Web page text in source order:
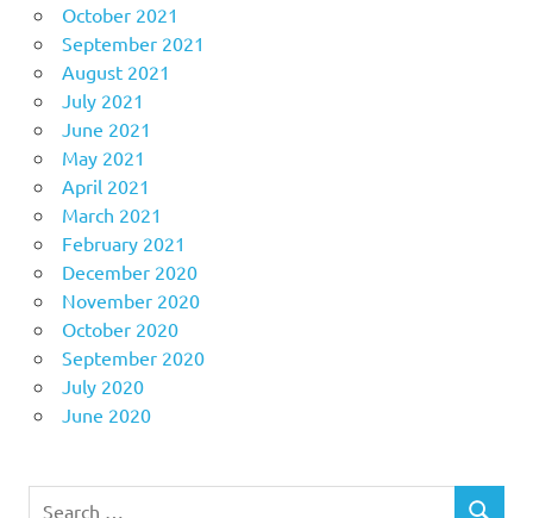
October 2021
September 2021
August 2021
July 2021
June 2021
May 2021
April 2021
March 2021
February 2021
December 2020
November 2020
October 2020
September 2020
July 2020
June 2020